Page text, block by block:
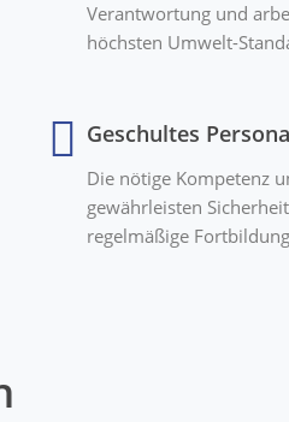
Verantwortung und
höchsten Umwelt-
Geschultes
Die nötige Kompetenz
gewährleisten
regelmäßige